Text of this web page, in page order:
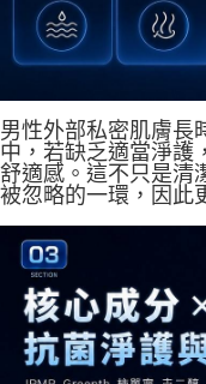
男性外部私密肌膚長
中，若缺乏適當淨護
舒適感。這不只是清
被忽略的一環，因此